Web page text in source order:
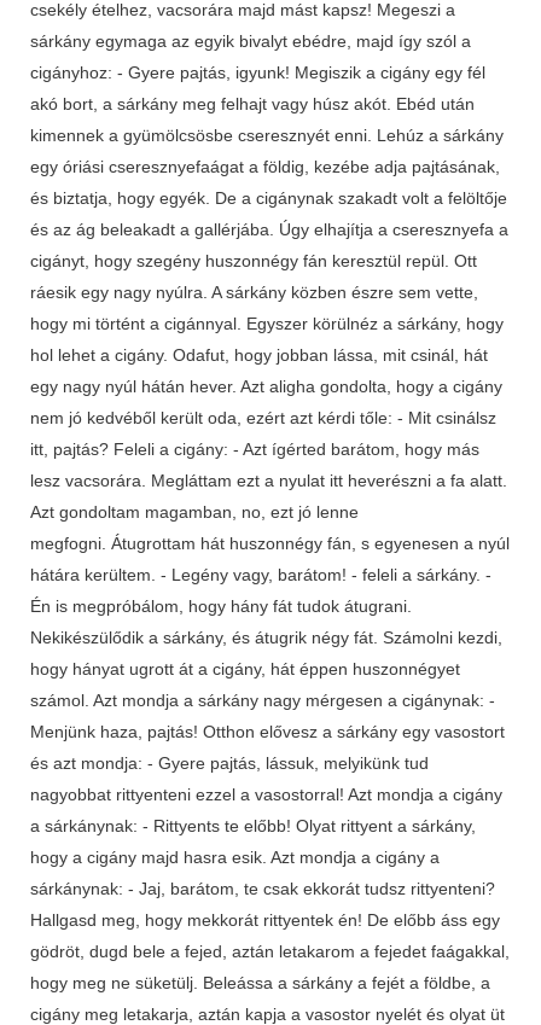
csekély ételhez, vacsorára majd mást kapsz! Megeszi a
sárkány egymaga az egyik bivalyt ebédre, majd így szól a
cigányhoz: - Gyere pajtás, igyunk! Megiszik a cigány egy fél
akó bort, a sárkány meg felhajt vagy húsz akót. Ebéd után
kimennek a gyümölcsösbe cseresznyét enni. Lehúz a sárkány
egy óriási cseresznyefaágat a földig, kezébe adja pajtásának,
és biztatja, hogy egyék. De a cigánynak szakadt volt a felöltője
és az ág beleakadt a gallérjába. Úgy elhajítja a cseresznyefa a
cigányt, hogy szegény huszonnégy fán keresztül repül. Ott
ráesik egy nagy nyúlra. A sárkány közben észre sem vette,
hogy mi történt a cigánnyal. Egyszer körülnéz a sárkány, hogy
hol lehet a cigány. Odafut, hogy jobban lássa, mit csinál, hát
egy nagy nyúl hátán hever. Azt aligha gondolta, hogy a cigány
nem jó kedvéből került oda, ezért azt kérdi tőle: - Mit csinálsz
itt, pajtás? Feleli a cigány: - Azt ígérted barátom, hogy más
lesz vacsorára. Megláttam ezt a nyulat itt heverészni a fa alatt.
Azt gondoltam magamban, no, ezt jó lenne
megfogni. Átugrottam hát huszonnégy fán, s egyenesen a nyúl
hátára kerültem. - Legény vagy, barátom! - feleli a sárkány. -
Én is megpróbálom, hogy hány fát tudok átugrani.
Nekikészülődik a sárkány, és átugrik négy fát. Számolni kezdi,
hogy hányat ugrott át a cigány, hát éppen huszonnégyet
számol. Azt mondja a sárkány nagy mérgesen a cigánynak: -
Menjünk haza, pajtás! Otthon elővesz a sárkány egy vasostort
és azt mondja: - Gyere pajtás, lássuk, melyikünk tud
nagyobbat rittyenteni ezzel a vasostorral! Azt mondja a cigány
a sárkánynak: - Rittyents te előbb! Olyat rittyent a sárkány,
hogy a cigány majd hasra esik. Azt mondja a cigány a
sárkánynak: - Jaj, barátom, te csak ekkorát tudsz rittyenteni?
Hallgasd meg, hogy mekkorát rittyentek én! De előbb áss egy
gödröt, dugd bele a fejed, aztán letakarom a fejedet faágakkal,
hogy meg ne süketülj. Beleássa a sárkány a fejét a földbe, a
cigány meg letakarja, aztán kapja a vasostor nyelét és olyat üt